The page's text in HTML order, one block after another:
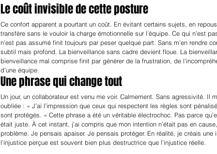
Le coût invisible de cette posture
Ce confort apparent a pourtant un coût. En évitant certains sujets, en
transfère sans le vouloir la charge émotionnelle sur l’équipe. Ce qui n’est
n’est pas assumé finit toujours par peser quelque part. Sans m’en rendre
subtil mais profond. La bienveillance sans cadre devient floue. La
bienveillance mal comprise finit par générer de la frustration, de
d’une équipe.
Une phrase qui change tout
Un jour, un collaborateur est venu me voir. Calmement. Sans agressivité. Il
oubliée : « J’ai l’impression que ceux qui respectent les règles sont
sont protégés. » Cette phrase a été un véritable électrochoc. Pas parce
était juste. À cet instant, j’ai compris que mon intention n’était pas en
problème. Je pensais apaiser. Je pensais protéger. En réalité, je créais une
l’injustice perçue est souvent bien plus destructrice que l’injustice réelle.